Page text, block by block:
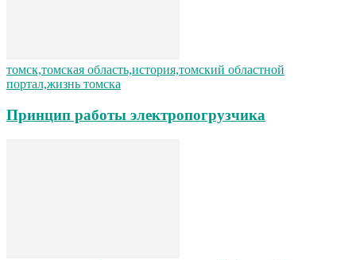
томск,томская область,история,томский областной
портал,жизнь томска
Принцип работы электропогрузчика